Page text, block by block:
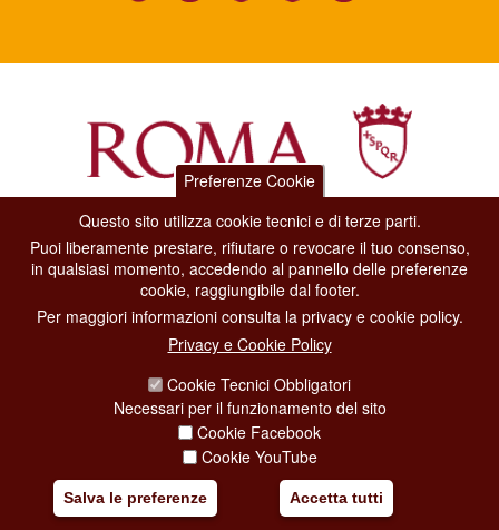
Dipartimento Grandi Eventi, Sport, Turismo e Moda.
Via di San Basilio, 51
00187 Roma
CONTACT CENTER TEL. 06 06 08
CONTATTA LA REDAZIONE
SOCIAL MEDIA POLICY
Preferenze Cookie
Questo sito utilizza cookie tecnici e di terze parti.
Puoi liberamente prestare, rifiutare o revocare il tuo consenso,
in qualsiasi momento, accedendo al pannello delle preferenze
cookie, raggiungibile dal footer.
Per maggiori informazioni consulta la privacy e cookie policy.
Privacy e Cookie Policy
Cookie Tecnici Obbligatori
Necessari per il funzionamento del sito
Cookie Facebook
Cookie YouTube
Salva le preferenze Accetta tutti